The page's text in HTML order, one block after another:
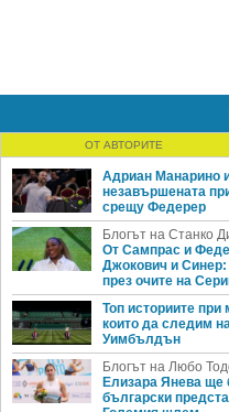
ОТ АВТОРИТЕ
Адриан Манарино
незавършената
срещу Федерер
Блогът на Станко
От Сампрас и
Джокович и
през очите на
Топ историите
които да следим
Уимбълдън
Блогът на Любо
Елизара Янева ще
български